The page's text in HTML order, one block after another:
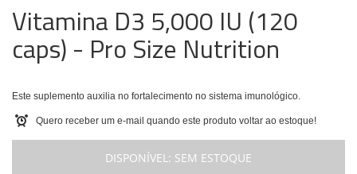
Vitamina D3 5,000 IU (120
caps) - Pro Size Nutrition
Este suplemento auxilia no fortalecimento no sistema imunológico.
Quero receber um e-mail quando este produto voltar ao estoque!
DISPONÍVEL: SEM ESTOQUE